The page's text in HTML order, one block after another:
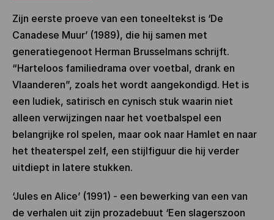
Zijn eerste proeve van een toneeltekst is ‘De
Canadese Muur’ (1989), die hij samen met
generatiegenoot Herman Brusselmans schrijft.
“Harteloos familiedrama over voetbal, drank en
Vlaanderen”, zoals het wordt aangekondigd. Het is
een ludiek, satirisch en cynisch stuk waarin niet
alleen verwijzingen naar het voetbalspel een
belangrijke rol spelen, maar ook naar Hamlet en naar
het theaterspel zelf, een stijlfiguur die hij verder
uitdiept in latere stukken.
‘Jules en Alice’ (1991) - een bewerking van een van
de verhalen uit zijn prozadebuut ‘Een slagerszoon